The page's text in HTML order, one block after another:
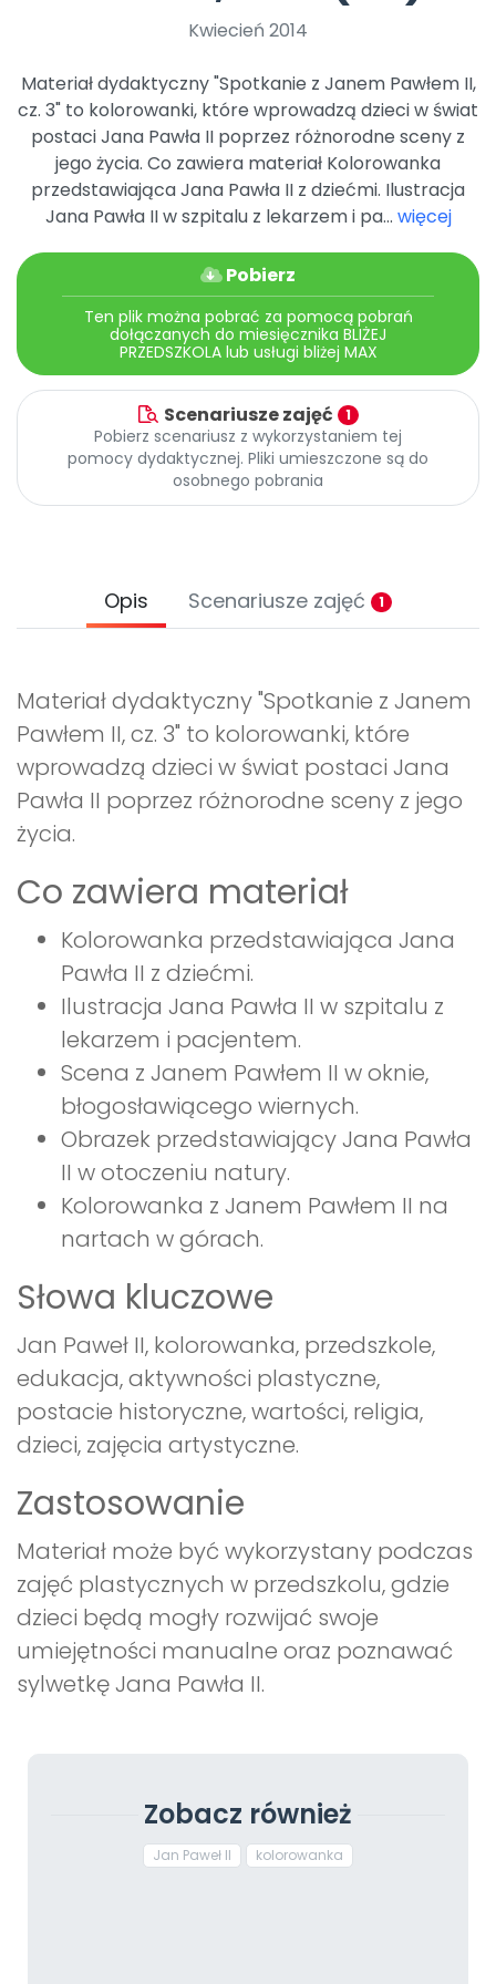
Kwiecień 2014
Materiał dydaktyczny "Spotkanie z Janem Pawłem II,
cz. 3" to kolorowanki, które wprowadzą dzieci w świat
postaci Jana Pawła II poprzez różnorodne sceny z
jego życia. Co zawiera materiał Kolorowanka
przedstawiająca Jana Pawła II z dziećmi. Ilustracja
Jana Pawła II w szpitalu z lekarzem i pa... więcej
Pobierz
Ten plik można pobrać za pomocą pobrań
dołączanych do miesięcznika BLIŻEJ
PRZEDSZKOLA lub usługi bliżej MAX
Scenariusze zajęć 1
Pobierz scenariusz z wykorzystaniem tej
pomocy dydaktycznej. Pliki umieszczone są do
osobnego pobrania
Opis Scenariusze zajęć 1
Materiał dydaktyczny "Spotkanie z Janem
Pawłem II, cz. 3" to kolorowanki, które
wprowadzą dzieci w świat postaci Jana
Pawła II poprzez różnorodne sceny z jego
życia.
Co zawiera materiał
Kolorowanka przedstawiająca Jana
Pawła II z dziećmi.
Ilustracja Jana Pawła II w szpitalu z
lekarzem i pacjentem.
Scena z Janem Pawłem II w oknie,
błogosławiącego wiernych.
Obrazek przedstawiający Jana Pawła
II w otoczeniu natury.
Kolorowanka z Janem Pawłem II na
nartach w górach.
Słowa kluczowe
Jan Paweł II, kolorowanka, przedszkole,
edukacja, aktywności plastyczne,
postacie historyczne, wartości, religia,
dzieci, zajęcia artystyczne.
Zastosowanie
Materiał może być wykorzystany podczas
zajęć plastycznych w przedszkolu, gdzie
dzieci będą mogły rozwijać swoje
umiejętności manualne oraz poznawać
sylwetkę Jana Pawła II.
Zobacz również
Jan Paweł II kolorowanka